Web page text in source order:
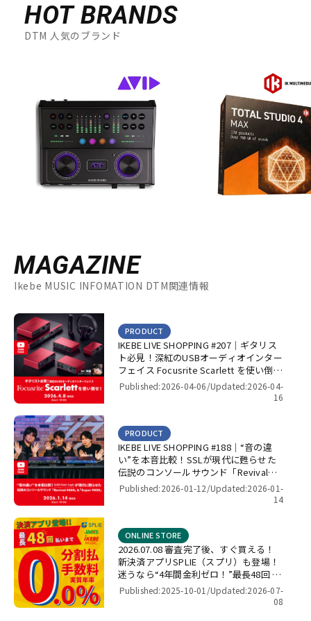
HOT BRANDS
DTM 人気のブランド
MAGAZINE
Ikebe MUSIC INFOMATION DTM関連情報
IKEBE LIVE SHOPPING #207｜ギタリス
ト必見！深紅のUSBオーディオインター
フェイス Focusrite Scarlett を使い倒
せ！【presented by パワーレック】
PRODUCT
Published:2026-04-06/Updated:2026-04-
16
IKEBE LIVE SHOPPING #188｜“音の違
い”を本音比較！SSLが現代に甦らせた
伝説のコンソールサウンド「Revival
4000」＆「Super 9000」【presented
PRODUCT
Published:2026-01-12/Updated:2026-01-
14
2026.07.08 審査完了後、すぐ買える！
新決済アプリSPLIE（スプリ）も登場！
迷うなら“4年間金利ゼロ！”最長48回 無
金利キャンペーン
ONLINE STORE
Published:2025-10-01/Updated:2026-07-
08